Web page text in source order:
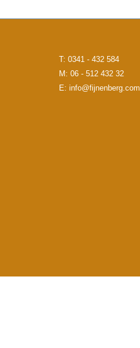
T: 0341 - 432 584
M: 06 - 512 432 32
E: info@fijnenberg.com